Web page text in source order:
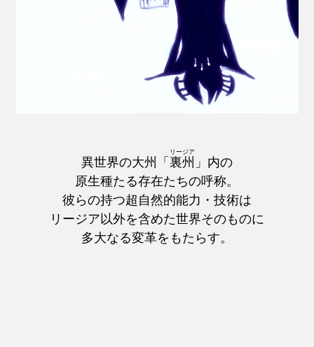
異世界の大州「 裏州
リージア
」内の
原生種たる存在たちの呼称。
彼らの持つ超自然的能力・技術は
リージア以外を含めた世界そのものに
多大なる変革をもたらす。